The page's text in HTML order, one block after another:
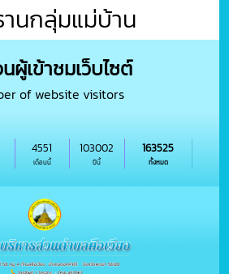
านกลุ่มแม่บ้าน
ผู้เข้าชมเว็บไซต์
of website visitors
เดือนนี้
4551
ปีนี้
103002
ทั้งหมด
163525